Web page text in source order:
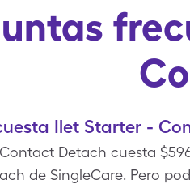
Ilet Starter -
Detach cuesta
de SingleCare. Pero